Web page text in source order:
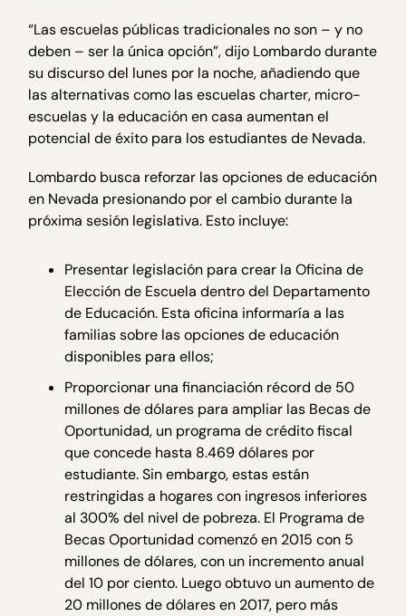
“Las escuelas públicas tradicionales no son – y no
deben – ser la única opción”, dijo Lombardo durante
su discurso del lunes por la noche, añadiendo que
las alternativas como las escuelas charter, micro-
escuelas y la educación en casa aumentan el
potencial de éxito para los estudiantes de Nevada.
Lombardo busca reforzar las opciones de educación
en Nevada presionando por el cambio durante la
próxima sesión legislativa. Esto incluye:
Presentar legislación para crear la Oficina de
Elección de Escuela dentro del Departamento
de Educación. Esta oficina informaría a las
familias sobre las opciones de educación
disponibles para ellos;
Proporcionar una financiación récord de 50
millones de dólares para ampliar las Becas de
Oportunidad, un programa de crédito fiscal
que concede hasta 8.469 dólares por
estudiante. Sin embargo, estas están
restringidas a hogares con ingresos inferiores
al 300% del nivel de pobreza. El Programa de
Becas Oportunidad comenzó en 2015 con 5
millones de dólares, con un incremento anual
del 10 por ciento. Luego obtuvo un aumento de
20 millones de dólares en 2017, pero más